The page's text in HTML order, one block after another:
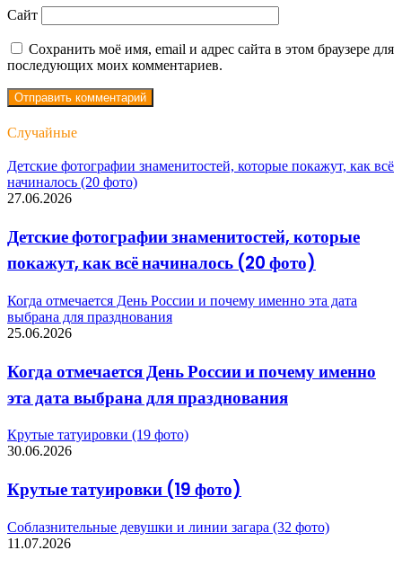
Сайт
Сохранить моё имя, email и адрес сайта в этом браузере для
последующих моих комментариев.
Случайные
Детские фотографии знаменитостей, которые покажут, как всё
начиналось (20 фото)
27.06.2026
Детские фотографии знаменитостей, которые
покажут, как всё начиналось (20 фото)
Когда отмечается День России и почему именно эта дата
выбрана для празднования
25.06.2026
Когда отмечается День России и почему именно
эта дата выбрана для празднования
Крутые татуировки (19 фото)
30.06.2026
Крутые татуировки (19 фото)
Соблазнительные девушки и линии загара (32 фото)
11.07.2026